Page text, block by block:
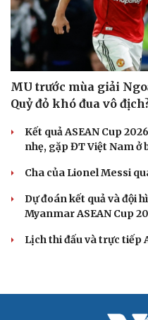
MU trước mùa giải
Quỷ đỏ khó đua vô
Kết quả ASEAN Cup
nhẹ, gặp ĐT Việt Nam ở
Cha của Lionel Messi
Dự đoán kết quả và đội
Myanmar ASEAN Cup
Lịch thi đấu và trực tiếp